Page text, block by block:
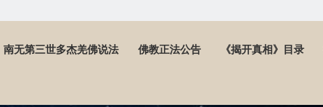
南无第三世多杰羌佛说法 佛教正法公告 《揭开真相》目录